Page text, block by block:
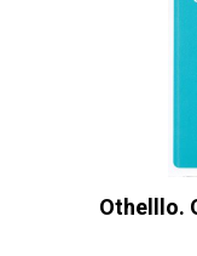
Othelllo.